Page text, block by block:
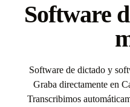
Casos de
Precios
Acerca de
Software
Software de dictado y
Graba directamente en
Transcribimos